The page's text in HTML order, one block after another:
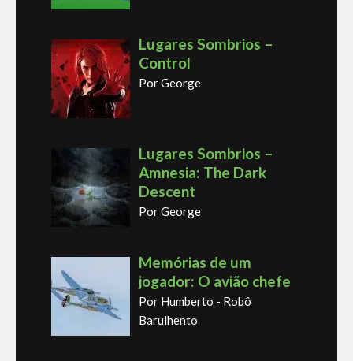
Lugares Sombrios –
Control
Por George
Lugares Sombrios –
Amnesia: The Dark
Descent
Por George
Memórias de um
jogador: O avião chefe
Por Humberto - Robô
Barulhento